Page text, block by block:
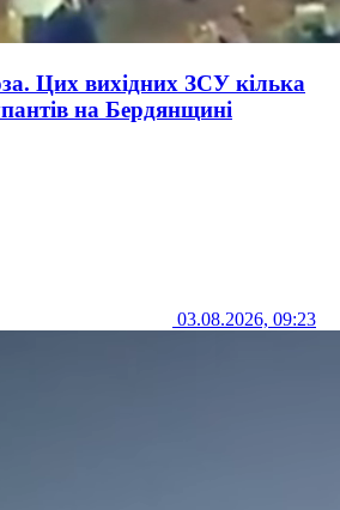
Цих вихідних ЗСУ кілька
на Бердянщині
03.08.2026, 09:23